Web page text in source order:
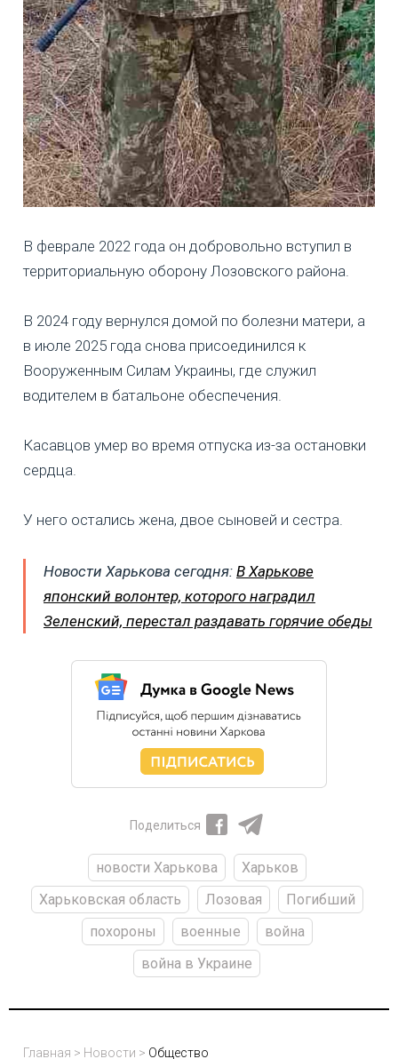
В феврале 2022 года он добровольно вступил в
территориальную оборону Лозовского района.
В 2024 году вернулся домой по болезни матери, а
в июле 2025 года снова присоединился к
Вооруженным Силам Украины, где служил
водителем в батальоне обеспечения.
Касавцов умер во время отпуска из-за остановки
сердца.
У него остались жена, двое сыновей и сестра.
Новости Харькова сегодня: В Харькове
японский волонтер, которого наградил
Зеленский, перестал раздавать горячие обеды
Поделиться
новости Харькова
Харьков
Харьковская область
Лозовая
Погибший
похороны
военные
война
война в Украине
Главная > Новости > Общество